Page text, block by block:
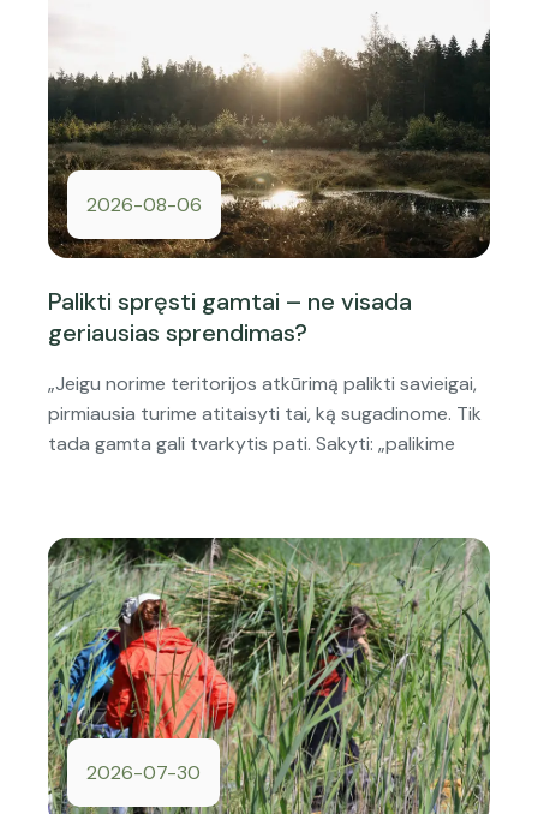
2026-08-06
Palikti spręsti gamtai – ne visada
geriausias sprendimas?
„Jeigu norime teritorijos atkūrimą palikti savieigai,
pirmiausia turime atitaisyti tai, ką sugadinome. Tik
tada gamta gali tvarkytis pati. Sakyti: „palikime
2026-07-30